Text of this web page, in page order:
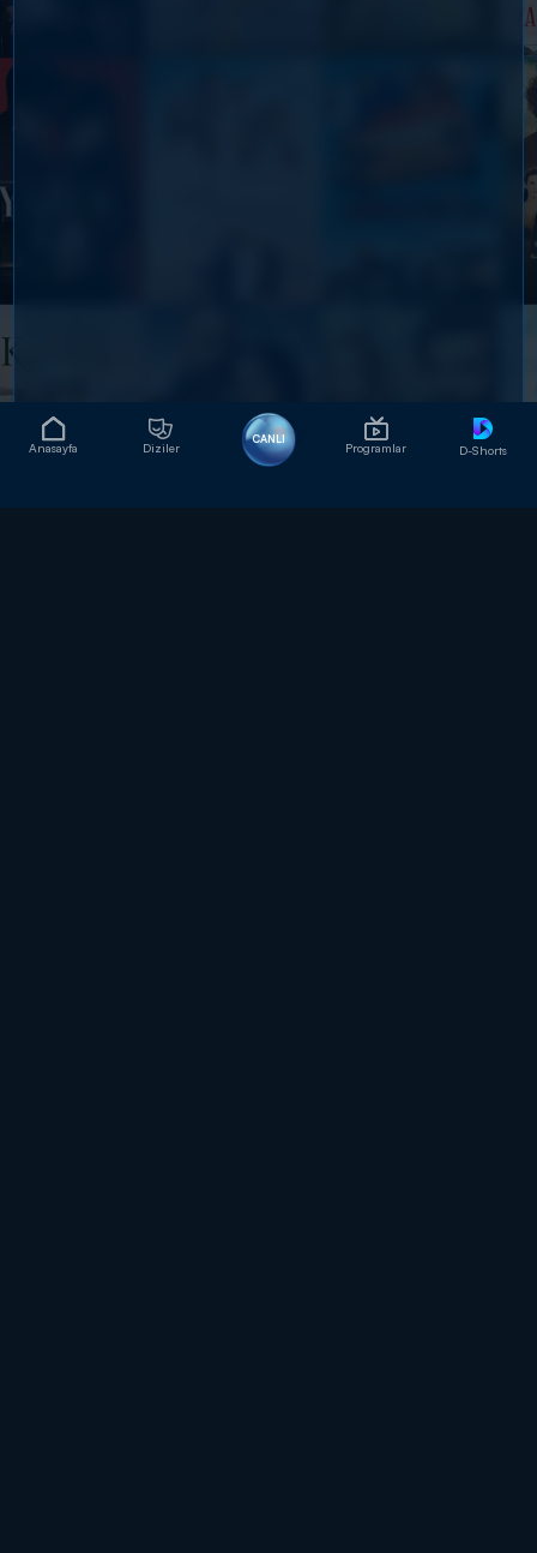
Anasayfa Diziler
CANLI
Programlar D-Shorts